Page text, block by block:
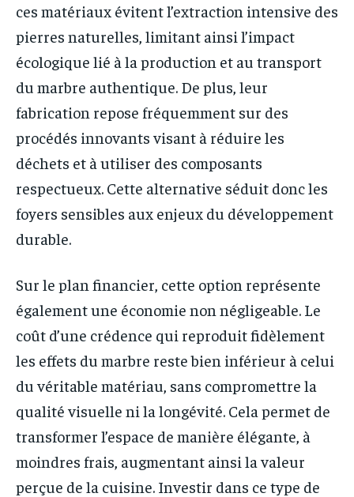
ces matériaux évitent l’extraction intensive des
pierres naturelles, limitant ainsi l’impact
écologique lié à la production et au transport
du marbre authentique. De plus, leur
fabrication repose fréquemment sur des
procédés innovants visant à réduire les
déchets et à utiliser des composants
respectueux. Cette alternative séduit donc les
foyers sensibles aux enjeux du développement
durable.
Sur le plan financier, cette option représente
également une économie non négligeable. Le
coût d’une crédence qui reproduit fidèlement
les effets du marbre reste bien inférieur à celui
du véritable matériau, sans compromettre la
qualité visuelle ni la longévité. Cela permet de
transformer l’espace de manière élégante, à
moindres frais, augmentant ainsi la valeur
perçue de la cuisine. Investir dans ce type de